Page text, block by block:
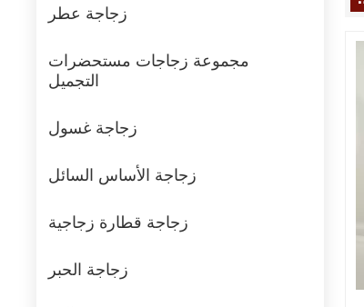
زجاجة عطر
مجموعة زجاجات مستحضرات
التجميل
زجاجة غسول
زجاجة الأساس السائل
زجاجة قطارة زجاجية
زجاجة الحبر